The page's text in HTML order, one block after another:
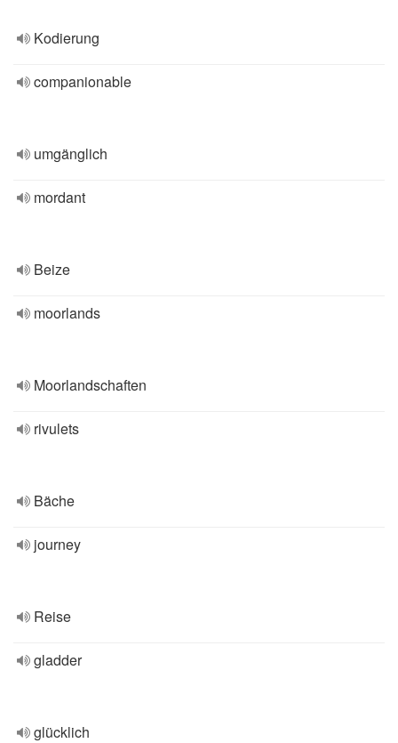
Kodierung
companionable
umgänglich
mordant
Beize
moorlands
Moorlandschaften
rivulets
Bäche
journey
Reise
gladder
glücklich